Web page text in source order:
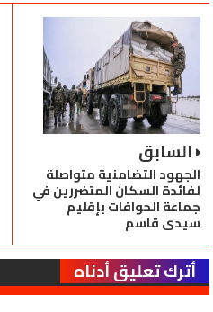
السابق
الجهود التضامنية متواصلة
لفائدة السكان المتضررين في
جماعة الحوافات بإقليم
سيدي قاسم
أترك تعليق أدناه